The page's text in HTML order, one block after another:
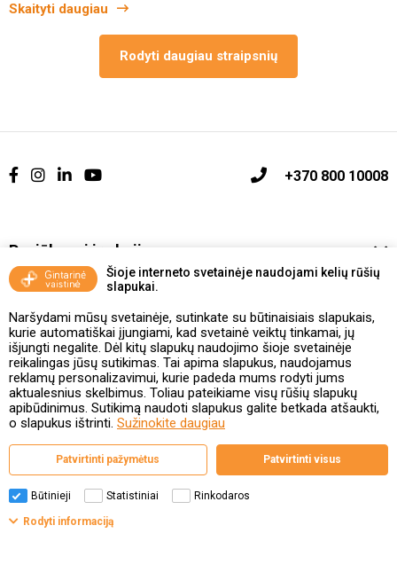
Šioje interneto svetainėje naudojami kelių rūšių
slapukai.
Naršydami mūsų svetainėje, sutinkate su būtinaisiais slapukais,
kurie automatiškai įjungiami, kad svetainė veiktų tinkamai, jų
išjungti negalite. Dėl kitų slapukų naudojimo šioje svetainėje
reikalingas jūsų sutikimas. Tai apima slapukus, naudojamus
reklamų personalizavimui, kurie padeda mums rodyti jums
aktualesnius skelbimus. Toliau pateikiame visų rūšių slapukų
apibūdinimus. Sutikimą naudoti slapukus galite betkada atšaukti,
o slapukus ištrinti. Sužinokite daugiau
Patvirtinti pažymėtus Patvirtinti visus
Būtinieji Statistiniai Rinkodaros
Rodyti informaciją
Skaityti daugiau
Rodyti daugiau straipsnių
+370 800 10008
Pasiūlymai ir akcijos
Vakcinavimo tvarka ir taisyklės
Kontaktai ir Karjera
Taisyklės ir politika
Valstybinė vaistų kontrolės tarnyba
prie Lietuvos Respublikos sveikatos apsaugos ministerijos
Studentų g. 45A, 08107 Vilnius | +370 5 263 9264
www.vvkt.lt | vvkt@vvkt.lt